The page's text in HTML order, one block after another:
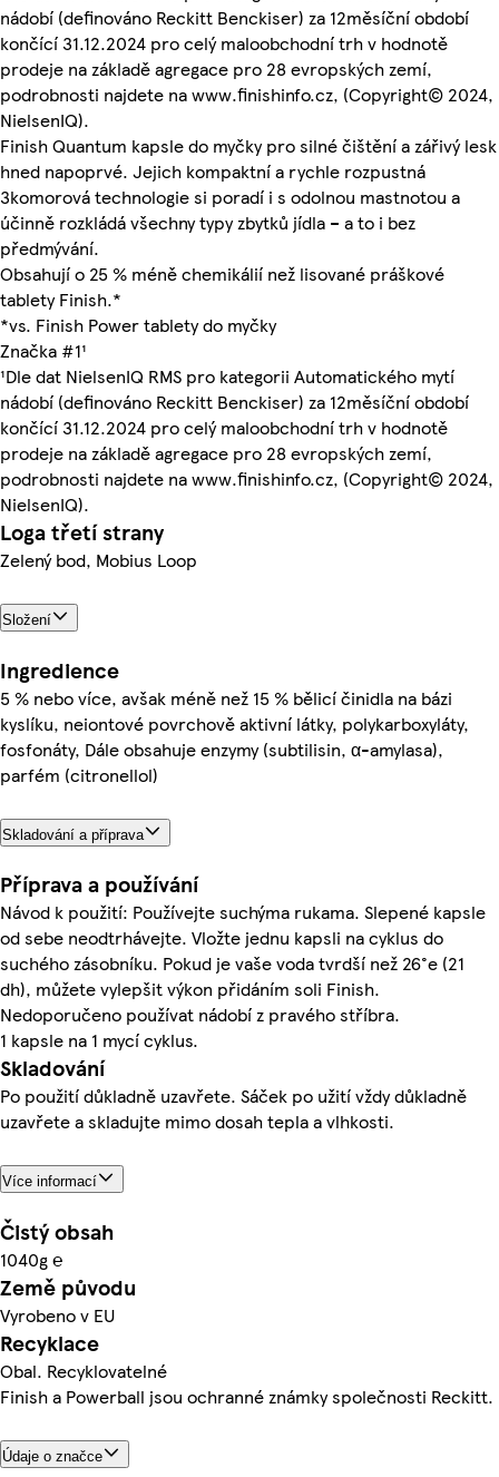
nádobí (definováno Reckitt Benckiser) za 12měsíční období
končící 31.12.2024 pro celý maloobchodní trh v hodnotě
prodeje na základě agregace pro 28 evropských zemí,
podrobnosti najdete na www.finishinfo.cz, (Copyright© 2024,
NielsenIQ).
Finish Quantum kapsle do myčky pro silné čištění a zářivý lesk
hned napoprvé. Jejich kompaktní a rychle rozpustná
3komorová technologie si poradí i s odolnou mastnotou a
účinně rozkládá všechny typy zbytků jídla – a to i bez
předmývání.
Obsahují o 25 % méně chemikálií než lisované práškové
tablety Finish.*
*vs. Finish Power tablety do myčky
Značka #1¹
¹Dle dat NielsenIQ RMS pro kategorii Automatického mytí
nádobí (definováno Reckitt Benckiser) za 12měsíční období
končící 31.12.2024 pro celý maloobchodní trh v hodnotě
prodeje na základě agregace pro 28 evropských zemí,
podrobnosti najdete na www.finishinfo.cz, (Copyright© 2024,
NielsenIQ).
Loga třetí strany
Zelený bod, Mobius Loop
Složení
Ingredience
5 % nebo více, avšak méně než 15 % bělicí činidla na bázi
kyslíku, neiontové povrchově aktivní látky, polykarboxyláty,
fosfonáty, Dále obsahuje enzymy (subtilisin, α-amylasa),
parfém (citronellol)
Skladování a příprava
Příprava a používání
Návod k použití: Používejte suchýma rukama. Slepené kapsle
od sebe neodtrhávejte. Vložte jednu kapsli na cyklus do
suchého zásobníku. Pokud je vaše voda tvrdší než 26°e (21
dh), můžete vylepšit výkon přidáním soli Finish.
Nedoporučeno používat nádobí z pravého stříbra.
1 kapsle na 1 mycí cyklus.
Skladování
Po použití důkladně uzavřete. Sáček po užití vždy důkladně
uzavřete a skladujte mimo dosah tepla a vlhkosti.
Více informací
Čistý obsah
1040g ℮
Země původu
Vyrobeno v EU
Recyklace
Obal. Recyklovatelné
Finish a Powerball jsou ochranné známky společnosti Reckitt.
Údaje o značce